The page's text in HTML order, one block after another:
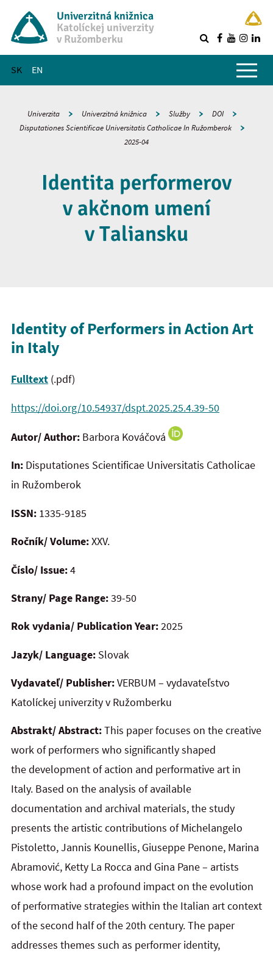
Univerzitná knižnica
Katolíckej univerzity
v Ružomberku
SK EN
Hlavné menu
Univerzita Univerzitná knižnica Služby
DOI
Disputationes Scientificae Universitatis Catholicae In Ružomberok
2025-04
Identita performerov
v akčnom umení
v Taliansku
Identity of Performers in Action Art
in Italy
Fulltext (.pdf)
https://doi.org/10.54937/dspt.2025.25.4.39-50
Autor/ Author: Barbora Kováčová
In: Disputationes Scientificae Universitatis Catholicae
in Ružomberok
ISSN: 1335-9185
Ročník/ Volume:XXV.
Číslo/ Issue:4
Strany/ Page Range:39-50
Rok vydania/ Publication Year:2025
Jazyk/ Language: Slovak
Vydavateľ/ Publisher:VERBUM – vydavateľstvo
Katolíckej univerzity v Ružomberku
Abstrakt/ Abstract:This paper focuses on the creative
work of performers who significantly shaped
thedevelopment of action and performative art in
Italy. Based on the analysis of available
documentation and archival materials, the study
presents the artistic contributions of Michelangelo
Pistoletto, Jannis Kounellis, Giuseppe Penone, Marina
Abramović, Ketty La Rocca and Gina Pane – artists
whose work had a profound impact on theevolution
of performative strategies within the Italian art context
of the second half of the 20th century. The paper
addresses themes such as performer identity,